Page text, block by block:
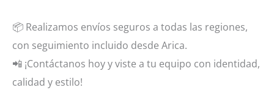
📦 Realizamos envíos seguros a todas las regiones,
con seguimiento incluido desde Arica.
📲 ¡Contáctanos hoy y viste a tu equipo con identidad,
calidad y estilo!